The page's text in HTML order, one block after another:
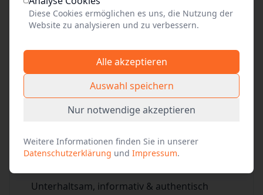
Tickets
29
Unterhaltsam, informativ & authentisch
vor dem Burgtor auf der Stadtaußenseite
(Burgtorbrücke 2, 23552 Lübeck)
Lübeck
29
Unterhaltsam, informativ & authentisch
Diese Cookies ermöglichen es uns, die Nutzung der
Website zu analysieren und zu verbessern.
Alle akzeptieren
Auswahl speichern
Nur notwendige akzeptieren
Weitere Informationen finden Sie in unserer
Datenschutzerklärung und Impressum.